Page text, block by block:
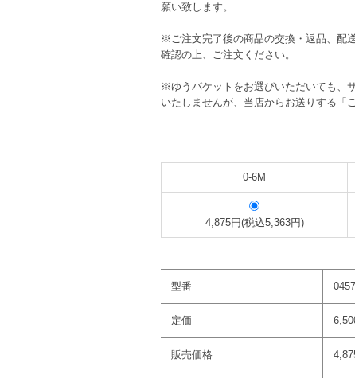
願い致します。
※ご注文完了後の商品の交換・返品、配
確認の上、ご注文ください。
※ゆうパケットをお選びいただいても、
いたしませんが、当店からお送りする「
0-6M
4,875円(税込5,363円)
型番
定価
販売価格